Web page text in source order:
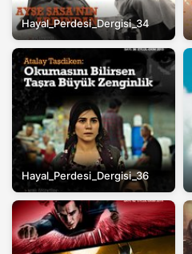
Hayal_Perdesi_Dergisi_34
Hayal_Perdesi_Dergisi_36